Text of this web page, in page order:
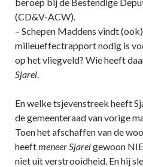
(CD&V-ACW).
– Schepen Maddens vindt
milieueffectrapport nodig is
op het vliegveld? Wie heeft
Sjarel.
En welke tsjevenstreek heeft
de gemeenteraad van vorige
Toen het afschaffen van de
heeftmeneer Sjarelgewoon
niet uit verstrooidheid. En hij